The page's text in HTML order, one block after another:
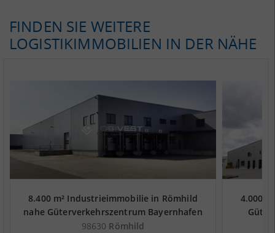
FINDEN SIE WEITERE
LOGISTIKIMMOBILIEN IN DER NÄHE
8.400 m² Industrieimmobilie in Römhild
nahe Güterverkehrszentrum Bayernhafen
Bamberg - Landkreis Hildburghausen
98630 Römhild
4.000